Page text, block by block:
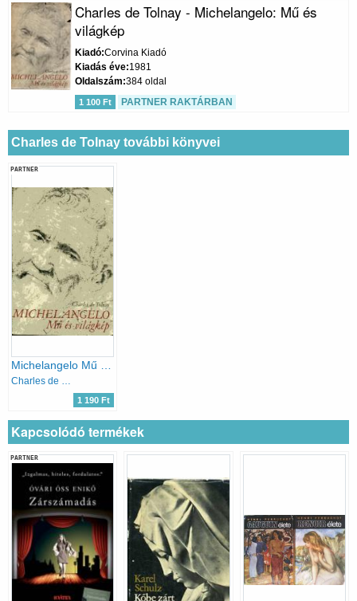
Charles de Tolnay - Michelangelo: Mű és
világkép
Kiadó Corvina Kiadó
Kiadás éve 1981
Oldalszám 384 oldal
1 100 Ft PARTNER RAKTÁRBAN
Charles de Tolnay további könyvei
PARTNER
Charles de Tolnay
1 190 Ft
Kapcsolódó termékek
PARTNER